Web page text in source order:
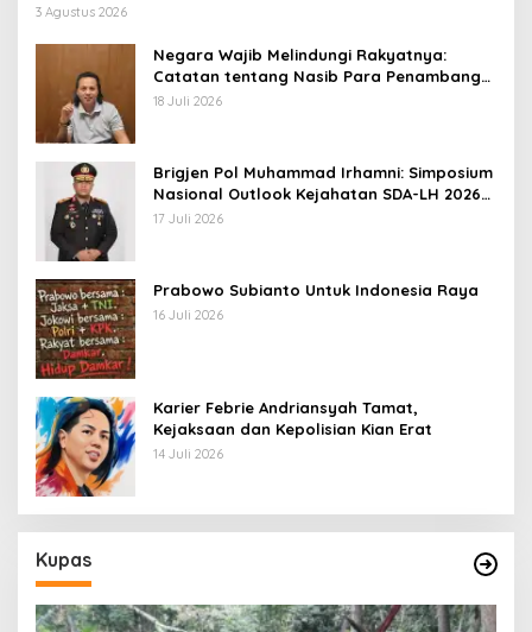
3 Agustus 2026
Negara Wajib Melindungi Rakyatnya:
Catatan tentang Nasib Para Penambang
Belerang Kawah Ijen
18 Juli 2026
Brigjen Pol Muhammad Irhamni: Simposium
Nasional Outlook Kejahatan SDA-LH 2026–
2030 Beri Banyak Masukan Bagi APH
17 Juli 2026
Prabowo Subianto Untuk Indonesia Raya
16 Juli 2026
Karier Febrie Andriansyah Tamat,
Kejaksaan dan Kepolisian Kian Erat
14 Juli 2026
Kupas